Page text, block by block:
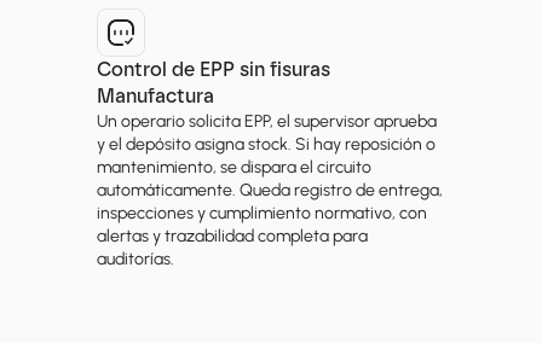
Control de EPP sin fisuras
Manufactura
Un operario solicita EPP, el supervisor aprueba
y el depósito asigna stock. Si hay reposición o
mantenimiento, se dispara el circuito
automáticamente. Queda registro de entrega,
inspecciones y cumplimiento normativo, con
alertas y trazabilidad completa para
auditorías.